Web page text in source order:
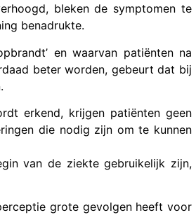
bleken de symptomen te
benadrukte.
en waarvan patiënten na
beter worden, gebeurt dat bij
erkend, krijgen patiënten geen
die nodig zijn om te kunnen
van de ziekte gebruikelijk zijn,
grote gevolgen heeft voor